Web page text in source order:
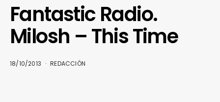
Fantastic Radio.
Milosh – This Time
18/10/2013 REDACCIÓN